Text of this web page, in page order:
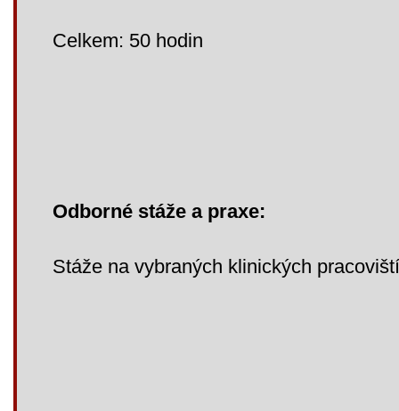
Celkem: 50 hodin
Odborné stáže a praxe:
Stáže na vybraných klinických